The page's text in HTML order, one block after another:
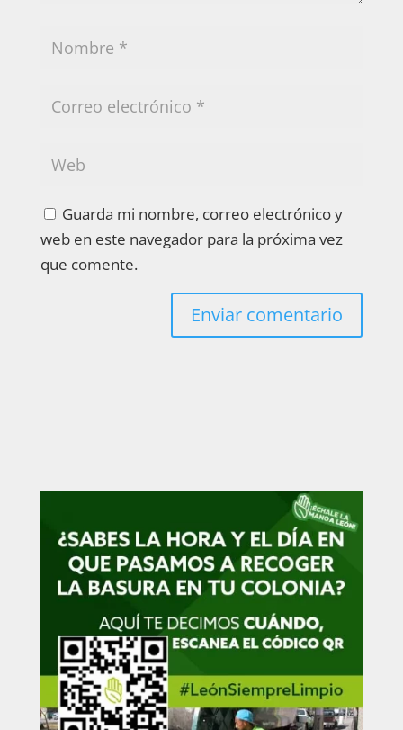
Guarda mi nombre, correo electrónico y
web en este navegador para la próxima vez
que comente.